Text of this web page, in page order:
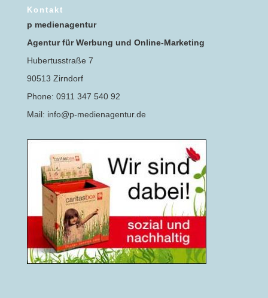
Kontakt
p medienagentur
Agentur für Werbung und Online-Marketing
Hubertusstraße 7
90513 Zirndorf
Phone: 0911 347 540 92
Mail: info@p-medienagentur.de